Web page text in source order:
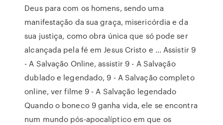
Deus para com os homens, sendo uma
manifestação da sua graça, misericórdia e da
sua justiça, como obra única que só pode ser
alcançada pela fé em Jesus Cristo e … Assistir 9
- A Salvação Online, assistir 9 - A Salvação
dublado e legendado, 9 - A Salvação completo
online, ver filme 9 - A Salvação legendado
Quando o boneco 9 ganha vida, ele se encontra
num mundo pós-apocalíptico em que os